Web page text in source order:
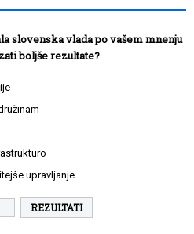
slovenska vlada po vašem mnenju
boljše rezultate?
upravljanje
REZULTATI